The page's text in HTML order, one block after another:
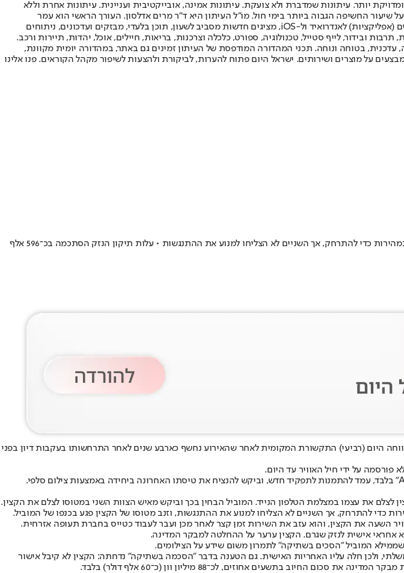
יותר. עיתונות שמדברת ולא צועקת. עיתונות אמינה, אובייקטיבית ועניינית. עיתונות אחרת וללא
וב-2010 הפך "ישראל היום" לעיתון הישראלי בעל שיעור החשיפה הגבוה ביותר בימי חול. מו"ל העיתון היא ד"ר מרים אדלסון. העורך הראשי הוא עמר
לחמנוביץ, והעורך המייסד הוא עמוס רגב. אתרי האינטרנט של "ישראל היום" בעברית ובאנגלית, כמו כן היישומונים (אפליקציות) לאנדרואיד ול-iOS, מציגים חדשות מסביב לשעון, תוכן בלעדי, מבזקים ועדכונים, ניתוחים
ובידור, לייף סטייל, טכנולוגיה, ספורט, כלכלה וצרכנות, בריאות, חיילים, אוכל, יהדות, תיירות ורכב.
עדכנית, בטוחה ונוחה. תכני המהדורה המודפסת של העיתון זמינים גם באתר, במהדורה יומית מקוונת,
על מוצרים ושירותים. ישראל היום פתוח להערות, לביקורת ולהצעות לשיפור מקהל הקוראים. פנו אלינו
סרן בחיל האוויר הדרום קוריאני ביקש לחגוג את טיסתו האחרונה ביחידה באמצעות סלפי • המוביל ניסה לצלול במהירות כדי להתרחק, אך השניים לא הצליחו למנוע את ההתנגשות • עלות תיקון הנזק הסתכמה בכ־596 אלף
היום (רביעי) התקשורת המקומית לאחר שהאירוע נחשף כארבע שנים לאחר התרחשותו בעקבות דיון בפני
את עצמו במצלמת הטלפון הנייד. המוביל הבחין בכך וביקש מאיש הצוות השני במטוסו לצלם את הקצין.
כדי להתרחק, אך השניים לא הצליחו למנוע את ההתנגשות, וזנב מטוסו של הקצין פגע בכנפו של המוביל.
המוביל ״הסכים בשתיקה״ לתמרון משום שידע על הצילומים.
ולכן חלה עליו האחריות האישית. גם הטענה בדבר ״הסכמה בשתיקה״ נדחתה: הקצין לא קיבל אישור
בתשעים אחוזים, לכ־88 מיליון וון (כ־60 אלף דולר) בלבד.